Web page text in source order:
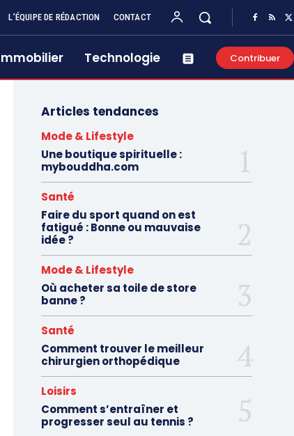
L’ÉQUIPE DE RÉDACTION CONTACT
Technologie Contribuer
Articles tendances
Mode & Lifestyle
Une boutique spirituelle :
mybouddha.com
Santé
Faire du sport quand on est
fatigué : Bonne ou mauvaise
idée ?
Mode & Lifestyle
Où acheter sa toile de store
banne ?
Santé
Comment trouver le meilleur
chirurgien orthopédique
Loisirs
Comment s’entraîner et
progresser seul au tennis ?